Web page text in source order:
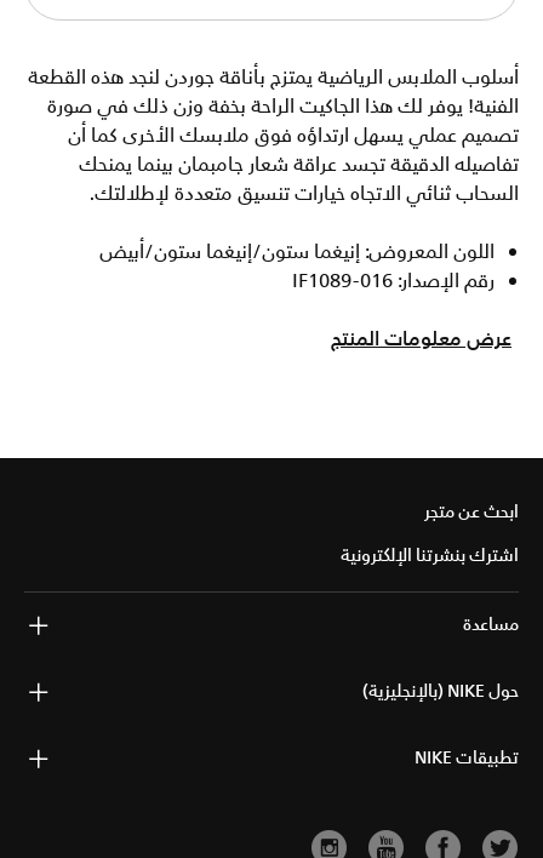
أسلوب الملابس الرياضية يمتزج بأناقة جوردن لنجد هذه القطعة
الفنية! يوفر لك هذا الجاكيت الراحة بخفة وزن ذلك في صورة
تصميم عملي يسهل ارتداؤه فوق ملابسك الأخرى كما أن
تفاصيله الدقيقة تجسد عراقة شعار جامبمان بينما يمنحك
السحاب ثنائي الاتجاه خيارات تنسيق متعددة لإطلالتك.
اللون المعروض: إنيغما ستون/إنيغما ستون/أبيض
رقم الإصدار: IF1089-016
عرض معلومات المنتج
ابحث عن متجر
اشترك بنشرتنا الإلكترونية
مساعدة
حول NIKE (بالإنجليزية)
تطبيقات NIKE